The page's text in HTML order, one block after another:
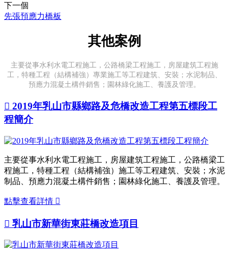
下一個
先張預應力橋板
其他案例
主要從事水利水電工程施工，公路橋梁工程施工，房屋建筑工程施
工，特種工程（結構補強）專業施工等工程建筑、安裝；水泥制品、
預應力混凝土構件銷售；園林綠化施工、養護及管理。
 2019年乳山市縣鄉路及危橋改造工程第五標段工
程簡介
主要從事水利水電工程施工，房屋建筑工程施工，公路橋梁工
程施工，特種工程（結構補強）施工等工程建筑、安裝；水泥
制品、預應力混凝土構件銷售；園林綠化施工、養護及管理。
點擊查看詳情 
 乳山市新華街東莊橋改造項目